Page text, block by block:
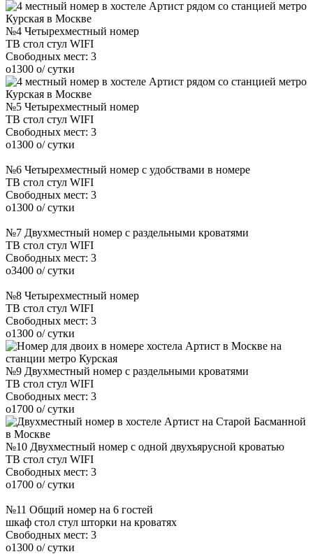
№4 Четырехместный номер
ТВ стол стул WIFI
Свободных мест: 3
o1300 o/ сутки
№5 Четырехместный номер
ТВ стол стул WIFI
Свободных мест: 3
o1300 o/ сутки
№6 Четырехместный номер с удобствами в номере
ТВ стол стул WIFI
Свободных мест: 3
o1300 o/ сутки
№7 Двухместный номер с раздельными кроватями
ТВ стол стул WIFI
Свободных мест: 3
o3400 o/ сутки
№8 Четырехместный номер
ТВ стол стул WIFI
Свободных мест: 3
o1300 o/ сутки
№9 Двухместный номер с раздельными кроватями
ТВ стол стул WIFI
Свободных мест: 3
o1700 o/ сутки
№10 Двухместный номер с одной двухъярусной кроватью
ТВ стол стул WIFI
Свободных мест: 3
o1700 o/ сутки
№11 Общий номер на 6 гостей
шкаф стол стул шторки на кроватях
Свободных мест: 3
o1300 o/ сутки